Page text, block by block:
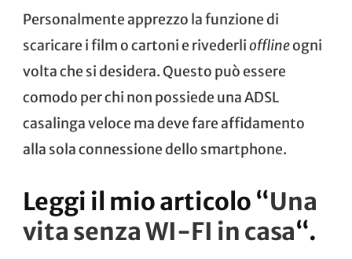
Personalmente apprezzo la funzione di
scaricare i film o cartoni e rivederliofflineogni
volta che si desidera. Questo può essere
comodo per chi non possiede una ADSL
casalinga veloce ma deve fare affidamento
alla sola connessione dello smartphone.
Leggi il mio articolo “Una
vita senza WI-FI in casa“.